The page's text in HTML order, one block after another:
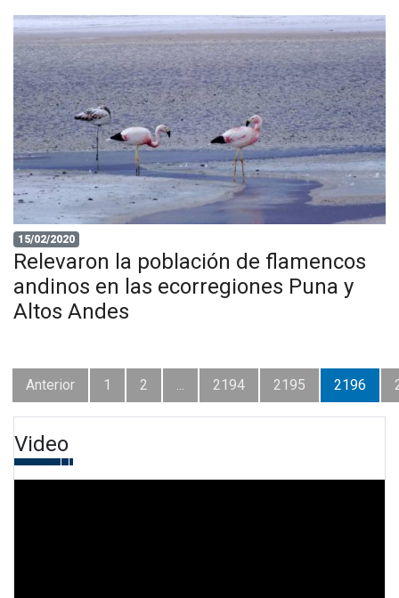
15/02/2020
Relevaron la población de flamencos
andinos en las ecorregiones Puna y
Altos Andes
Anterior 1 2 ... 2194 2195 2196
Video